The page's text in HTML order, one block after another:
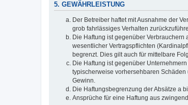
5. GEWÄHRLEISTUNG
Der Betreiber haftet mit Ausnahme der
grob fahrlässiges Verhalten
Die Haftung ist gegenüber
wesentlicher Vertragspflichten
begrenzt. Dies gilt auch für mittelbare
Die Haftung ist gegenüber
typischerweise vorhersehbaren
Gewinn.
Die Haftungsbegrenzung der Absätze a
Ansprüche für eine Haftung aus